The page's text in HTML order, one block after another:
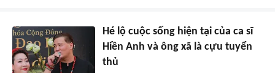
Hé lộ cuộc sống hiện tại của ca sĩ
Hiền Anh và ông xã là cựu tuyển
thủ